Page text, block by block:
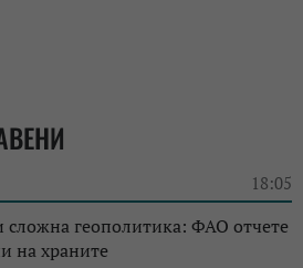
18:05
сложна геополитика: ФАО отчете
на храните